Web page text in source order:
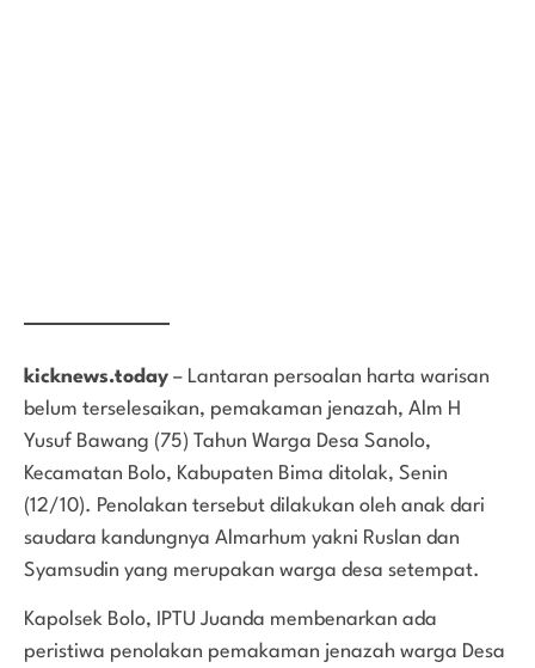
kicknews.today – Lantaran persoalan harta warisan
belum terselesaikan, pemakaman jenazah, Alm H
Yusuf Bawang (75) Tahun Warga Desa Sanolo,
Kecamatan Bolo, Kabupaten Bima ditolak, Senin
(12/10). Penolakan tersebut dilakukan oleh anak dari
saudara kandungnya Almarhum yakni Ruslan dan
Syamsudin yang merupakan warga desa setempat.
Kapolsek Bolo, IPTU Juanda membenarkan ada
peristiwa penolakan pemakaman jenazah warga Desa